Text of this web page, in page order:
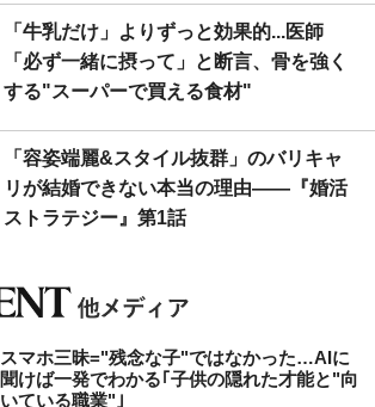
「牛乳だけ」よりずっと効果的...医師
「必ず一緒に摂って」と断言、骨を強く
する"スーパーで買える食材"
「容姿端麗&スタイル抜群」のバリキャ
リが結婚できない本当の理由――『婚活
ストラテジー』第1話
スマホ三昧="残念な子"ではなかった…AIに
聞けば一発でわかる｢子供の隠れた才能と"向
いている職業"｣